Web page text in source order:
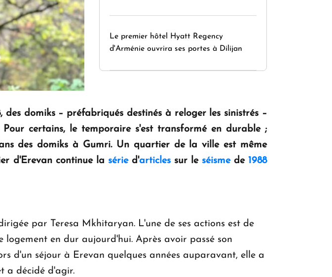
Le premier hôtel Hyatt Regency
d'Arménie ouvrira ses portes à Dilijan
des domiks– préfabriqués destinés à reloger les sinistrés –
certains, le temporaire s'est transformé en durable ;
des domiks à Gumri. Un quartier de la ville est même
d'Erevan continue la séried'articlessur le séismede 1988
par Teresa Mkhitaryan. L'une de ses actions est de
en dur aujourd'hui. Après avoir passé son
d'un séjour à Erevan quelques années auparavant, elle a
a décidé d'agir.